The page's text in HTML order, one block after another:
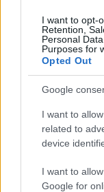
I want to opt-
Retention,
Personal
Purposes for
Opted Out
Google
I want to
related to
device
I want to
Google for